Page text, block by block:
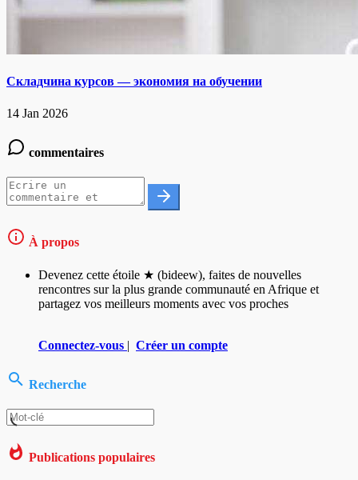
Складчина курсов — экономия на обучении
14 Jan 2026
commentaires
À propos
Devenez cette étoile ★ (bideew), faites de nouvelles
rencontres sur la plus grande communauté en Afrique et
partagez vos meilleurs moments avec vos proches
Connectez-vous | Créer un compte
Recherche
Publications populaires